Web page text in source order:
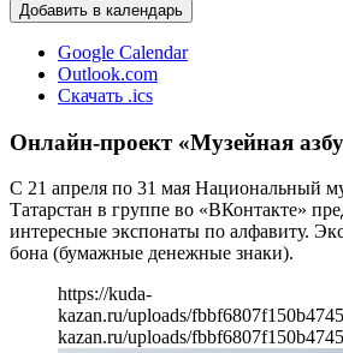
Добавить в календарь
Google Calendar
Outlook.com
Скачать .ics
Онлайн-проект «Музейная
С 21 апреля по 31 мая Национальный
Татарстан в группе во «ВКонтакте»
интересные экспонаты по алфавиту.
бона (бумажные денежные знаки).
https://kuda-
kazan.ru/uploads/
kazan.ru/uploads/